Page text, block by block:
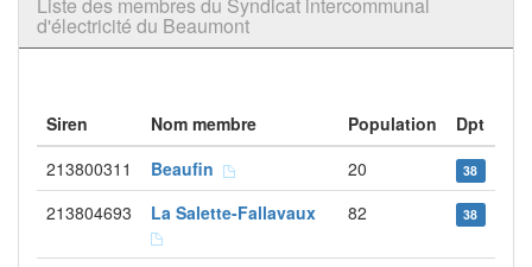
d'électricité du Beaumont
Siren Nom membre Population
Dpt
213800311
Beaufin 20 38
213804693 La Salette-Fallavaux 82 38